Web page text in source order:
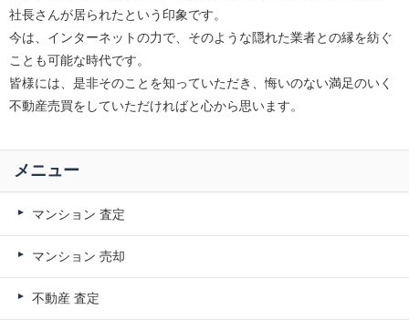
社長さんが居られたという印象です。
今は、インターネットの力で、そのような隠れた業者との縁を紡ぐ
ことも可能な時代です。
皆様には、是非そのことを知っていただき、悔いのない満足のいく
不動産売買をしていただければと心から思います。
メニュー
マンション 査定
マンション 売却
不動産 査定